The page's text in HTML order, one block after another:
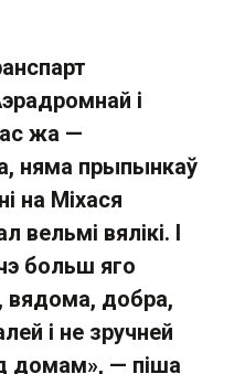
і
жа —
няма прыпынкаў
на Міхася
вельмі вялікі. І
больш яго
вядома, добра,
і не зручней
домам», — піша